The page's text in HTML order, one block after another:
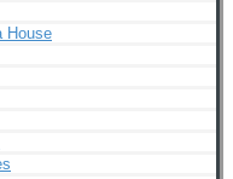
House